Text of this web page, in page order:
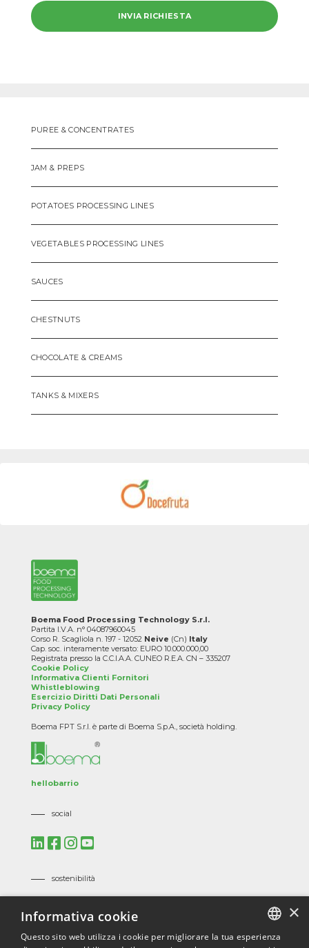
PUREE & CONCENTRATES
JAM & PREPS
POTATOES PROCESSING LINES
VEGETABLES PROCESSING LINES
SAUCES
CHESTNUTS
CHOCOLATE & CREAMS
TANKS & MIXERS
Boema Food Processing Technology S.r.l.
Partita I.V.A. n° 04087960045
Corso R. Scagliola n. 197 - 12052 Neive (Cn) Italy
Cap. soc. interamente versato: EURO 10.000.000,00
Registrata presso la C.C.I.A.A. CUNEO R.E.A. CN – 335207
Cookie Policy
Informativa Clienti Fornitori
Whistleblowing
Esercizio Diritti Dati Personali
Privacy Policy
Boema FPT S.r.l. è parte di Boema S.p.A., società holding.
hellobarrio
social
sostenibilità
Codice Etico
×
Informativa cookie
Questo sito web utilizza i cookie per migliorare la tua esperienza